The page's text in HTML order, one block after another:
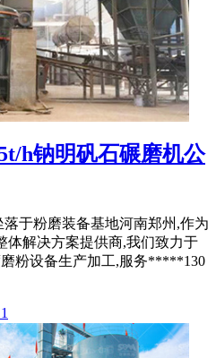
h钠明矾石碾磨机公
落于粉磨装备基地河南郑州,作为
解决方案提供商,我们致力于
粉设备生产加工,服务*****130